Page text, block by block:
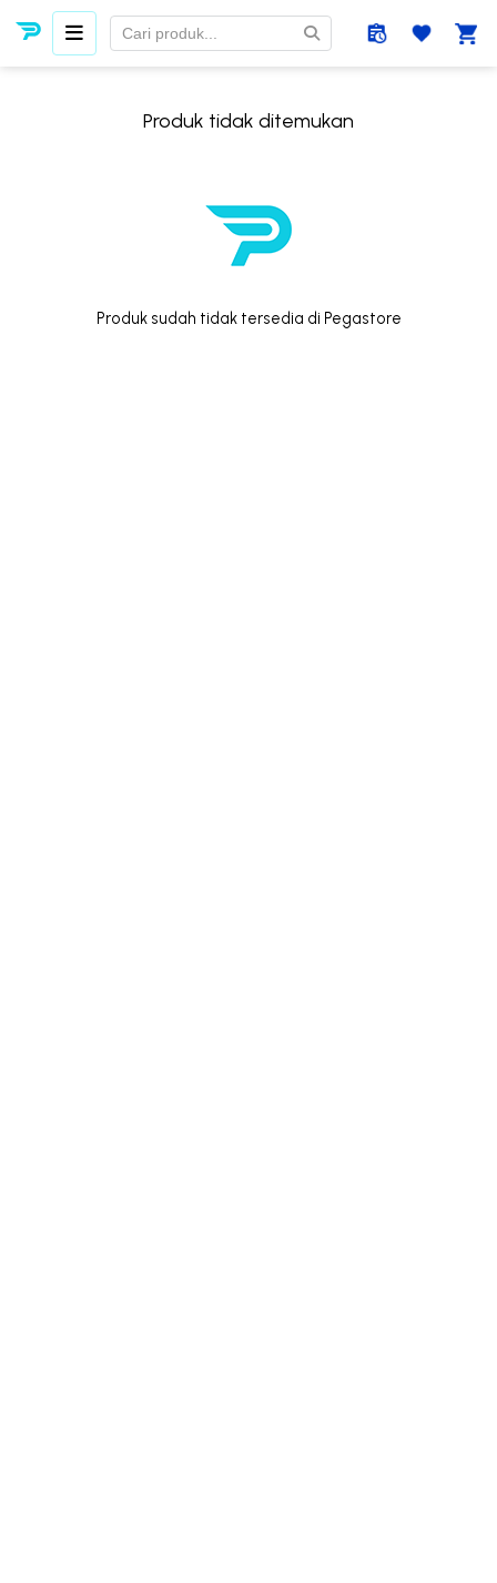
Produk tidak ditemukan
Produk sudah tidak tersedia di Pegastore